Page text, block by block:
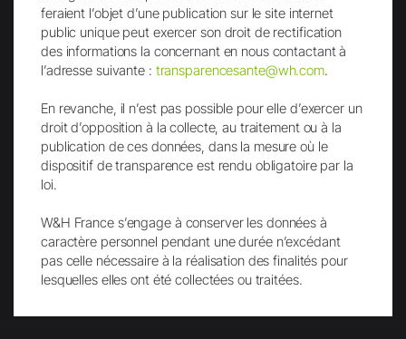
Facebook LinkedIn
feraient l’objet d’une publication sur le site internet
public unique peut exercer son droit de rectification
des informations la concernant en nous contactant à
l’adresse suivante : transparencesante@wh.com.
En revanche, il n’est pas possible pour elle d’exercer un
droit d’opposition à la collecte, au traitement ou à la
publication de ces données, dans la mesure où le
dispositif de transparence est rendu obligatoire par la
loi.
W&H France s’engage à conserver les données à
caractère personnel pendant une durée n’excédant
pas celle nécessaire à la réalisation des finalités pour
lesquelles elles ont été collectées ou traitées.